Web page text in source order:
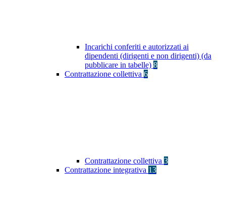
Incarichi conferiti e autorizzati ai
dipendenti (dirigenti e non dirigenti) (da
pubblicare in tabelle) 8
Contrattazione collettiva 6
Contrattazione collettiva 3
Contrattazione integrativa 13